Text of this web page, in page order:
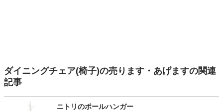
ダイニングチェア(椅子)の売ります・あげますの関連
記事
ニトリのポールハンガー